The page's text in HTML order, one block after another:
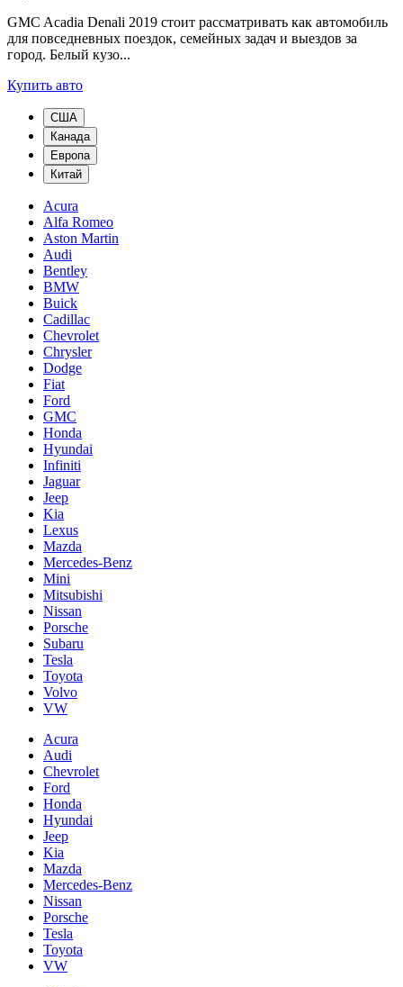
GMC Acadia Denali 2019 стоит рассматривать как автомобиль
для повседневных поездок, семейных задач и выездов за
город. Белый кузо...
Купить авто
США
Канада
Европа
Китай
Acura
Alfa Romeo
Aston Martin
Audi
Bentley
BMW
Buick
Cadillac
Chevrolet
Chrysler
Dodge
Fiat
Ford
GMC
Honda
Hyundai
Infiniti
Jaguar
Jeep
Kia
Lexus
Mazda
Mercedes-Benz
Mini
Mitsubishi
Nissan
Porsche
Subaru
Tesla
Toyota
Volvo
VW
Acura
Audi
Chevrolet
Ford
Honda
Hyundai
Jeep
Kia
Mazda
Mercedes-Benz
Nissan
Porsche
Tesla
Toyota
VW